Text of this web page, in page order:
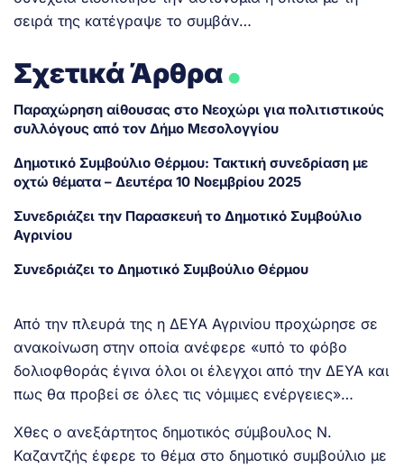
σειρά της κατέγραψε το συμβάν…
Σχετικά Άρθρα.
Παραχώρηση αίθουσας στο Νεοχώρι για πολιτιστικούς
συλλόγους από τον Δήμο Μεσολογγίου
Δημοτικό Συμβούλιο Θέρμου: Τακτική συνεδρίαση με
οχτώ θέματα – Δευτέρα 10 Νοεμβρίου 2025
Συνεδριάζει την Παρασκευή το Δημοτικό Συμβούλιο
Αγρινίου
Συνεδριάζει το Δημοτικό Συμβούλιο Θέρμου
Από την πλευρά της η ΔΕΥΑ Αγρινίου προχώρησε σε
ανακοίνωση στην οποία ανέφερε «υπό το φόβο
δολιοφθοράς έγινα όλοι οι έλεγχοι από την ΔΕΥΑ και
πως θα προβεί σε όλες τις νόμιμες ενέργειες»…
Χθες ο ανεξάρτητος δημοτικός σύμβουλος Ν.
Καζαντζής έφερε το θέμα στο δημοτικό συμβούλιο με